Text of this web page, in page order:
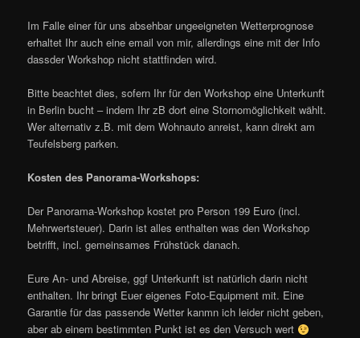
Im Falle einer für uns absehbar ungeeigneten Wetterprognose
erhaltet Ihr auch eine email von mir, allerdings eine mit der Info
dassder Workshop nicht stattfinden wird.
Bitte beachtet dies, sofern Ihr für den Workshop eine Unterkunft
in Berlin bucht – indem Ihr zB dort eine Stornomöglichkeit wählt.
Wer alternativ z.B. mit dem Wohnauto anreist, kann direkt am
Teufelsberg parken.
Kosten des Panorama-Workshops:
Der Panorama-Workshop kostet pro Person 199 Euro (incl.
Mehrwertsteuer). Darin ist alles enthalten was den Workshop
betrifft, incl. gemeinsames Frühstück danach.
Eure An- und Abreise, ggf Unterkunft ist natürlich darin nicht
enthalten. Ihr bringt Euer eigenes Foto-Equipment mit. Eine
Garantie für das passende Wetter kanmn ich leider nicht geben,
aber ab einem bestimmten Punkt ist es den Versuch wert